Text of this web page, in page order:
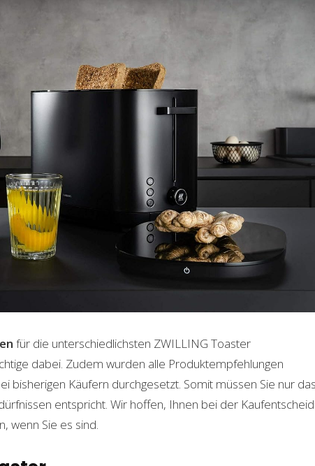
für die unterschiedlichsten ZWILLING Toaster
dabei. Zudem wurden alle Produktempfehlungen
bisherigen Käufern durchgesetzt. Somit müssen Sie nur das
entspricht. Wir hoffen, Ihnen bei der
wenn Sie es sind.